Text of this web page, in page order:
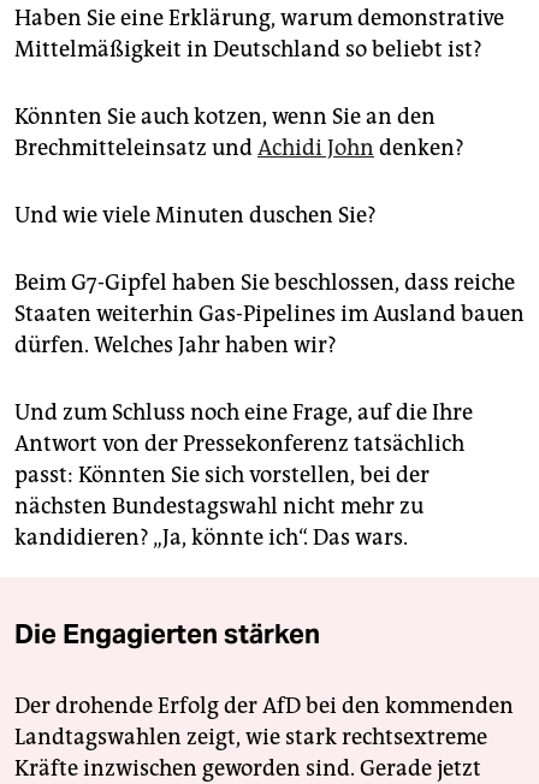
Haben Sie eine Erklärung, warum demonstrative
Mittelmäßigkeit in Deutschland so beliebt ist?
Könnten Sie auch kotzen, wenn Sie an den
Brechmitteleinsatz undAchidi John denken?
Und wie viele Minuten duschen Sie?
Beim G7-Gipfel haben Sie beschlossen, dass reiche
Staaten weiterhin Gas-Pipelines im Ausland bauen
dürfen. Welches Jahr haben wir?
Und zum Schluss noch eine Frage, auf die Ihre
Antwort von der Pressekonferenz tatsächlich
passt: Könnten Sie sich vorstellen, bei der
nächsten Bundestagswahl nicht mehr zu
kandidieren? „Ja, könnte ich“. Das wars.
Die Engagierten stärken
Der drohende Erfolg der AfD bei den kommenden
Landtagswahlen zeigt, wie stark rechtsextreme
Kräfte inzwischen geworden sind. Gerade jetzt